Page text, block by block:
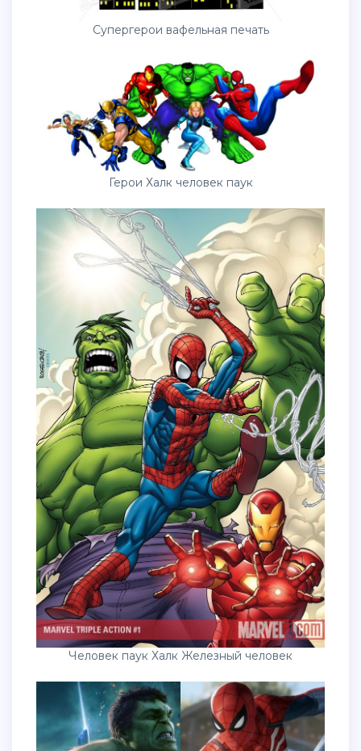
Супергерои вафельная печать
Герои Халк человек паук
Человек паук Халк Железный человек